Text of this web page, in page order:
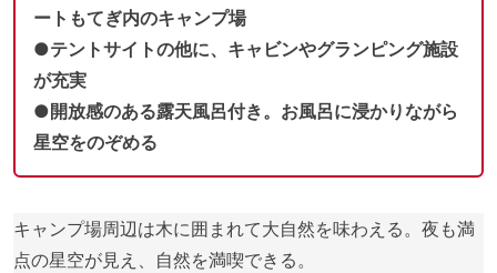
ートもてぎ内のキャンプ場
●テントサイトの他に、キャビンやグランピング施設
が充実
●開放感のある露天風呂付き。お風呂に浸かりながら
星空をのぞめる
キャンプ場周辺は木に囲まれて大自然を味わえる。夜も満
点の星空が見え、自然を満喫できる。